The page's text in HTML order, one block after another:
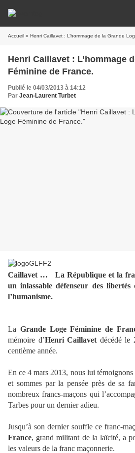
Accueil » Henri Caillavet : L’hommage de la Grande
Henri Caillavet : L’hommage
Féminine de France.
Publié le 04/03/2013 à 14:12
Par Jean-Laurent Turbet
Caillavet …
La République et la
un inlassable défenseur des
l’humanisme.
La Grande Loge Féminine de
mémoire d’Henri Caillavet décédé le
centième année.
En ce 4 mars 2013, nous lui
et sommes par la pensée près de sa
nombreux francs-maçons qui
Tarbes pour un dernier adieu.
Jusqu’à son dernier souffle ce franc-
France, grand militant de la laïcité, a
les valeurs de la franc maçonnerie.